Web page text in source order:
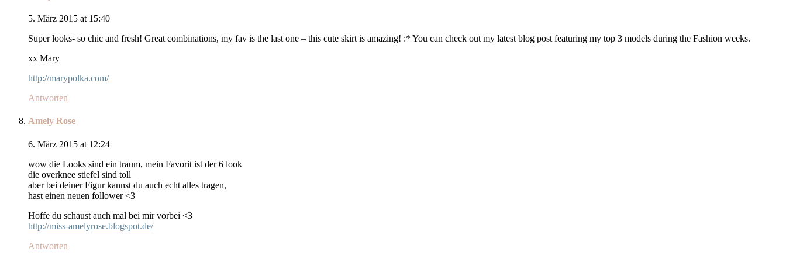
5. März 2015 at 15:40
Super looks- so chic and fresh! Great combinations, my fav is the last one – this cute skirt is amazing! :* You can check out my latest blog post featuring my top 3 models during the Fashion weeks.
xx Mary
http://marypolka.com/
Antworten
Amely Rose
6. März 2015 at 12:24
wow die Looks sind ein traum, mein Favorit ist der 6 look
die overknee stiefel sind toll
aber bei deiner Figur kannst du auch echt alles tragen,
hast einen neuen follower <3
Hoffe du schaust auch mal bei mir vorbei <3
http://miss-amelyrose.blogspot.de/
Antworten